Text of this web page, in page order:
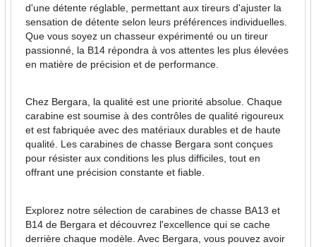
d'une détente réglable, permettant aux tireurs d'ajuster la
sensation de détente selon leurs préférences individuelles.
Que vous soyez un chasseur expérimenté ou un tireur
passionné, la B14 répondra à vos attentes les plus élevées
en matière de précision et de performance.
Chez Bergara, la qualité est une priorité absolue. Chaque
carabine est soumise à des contrôles de qualité rigoureux
et est fabriquée avec des matériaux durables et de haute
qualité. Les carabines de chasse Bergara sont conçues
pour résister aux conditions les plus difficiles, tout en
offrant une précision constante et fiable.
Explorez notre sélection de carabines de chasse BA13 et
B14 de Bergara et découvrez l'excellence qui se cache
derrière chaque modèle. Avec Bergara, vous pouvez avoir